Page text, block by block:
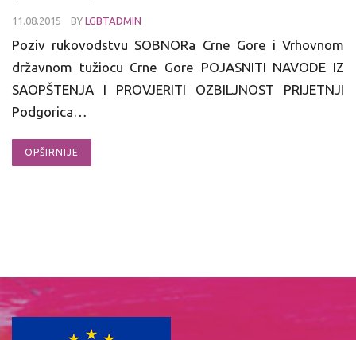
11.08.2015 BY LGBTADMIN
Poziv rukovodstvu SOBNORa Crne Gore i Vrhovnom
državnom tužiocu Crne Gore POJASNITI NAVODE IZ
SAOPŠTENJA I PROVJERITI OZBILJNOST PRIJETNJI
Podgorica…
OPŠIRNIJE